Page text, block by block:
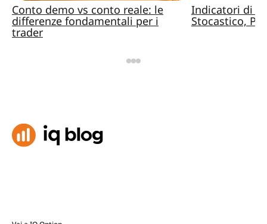
Conto demo vs conto reale: le
differenze fondamentali per i
trader
Indicatori di
Stocastico,